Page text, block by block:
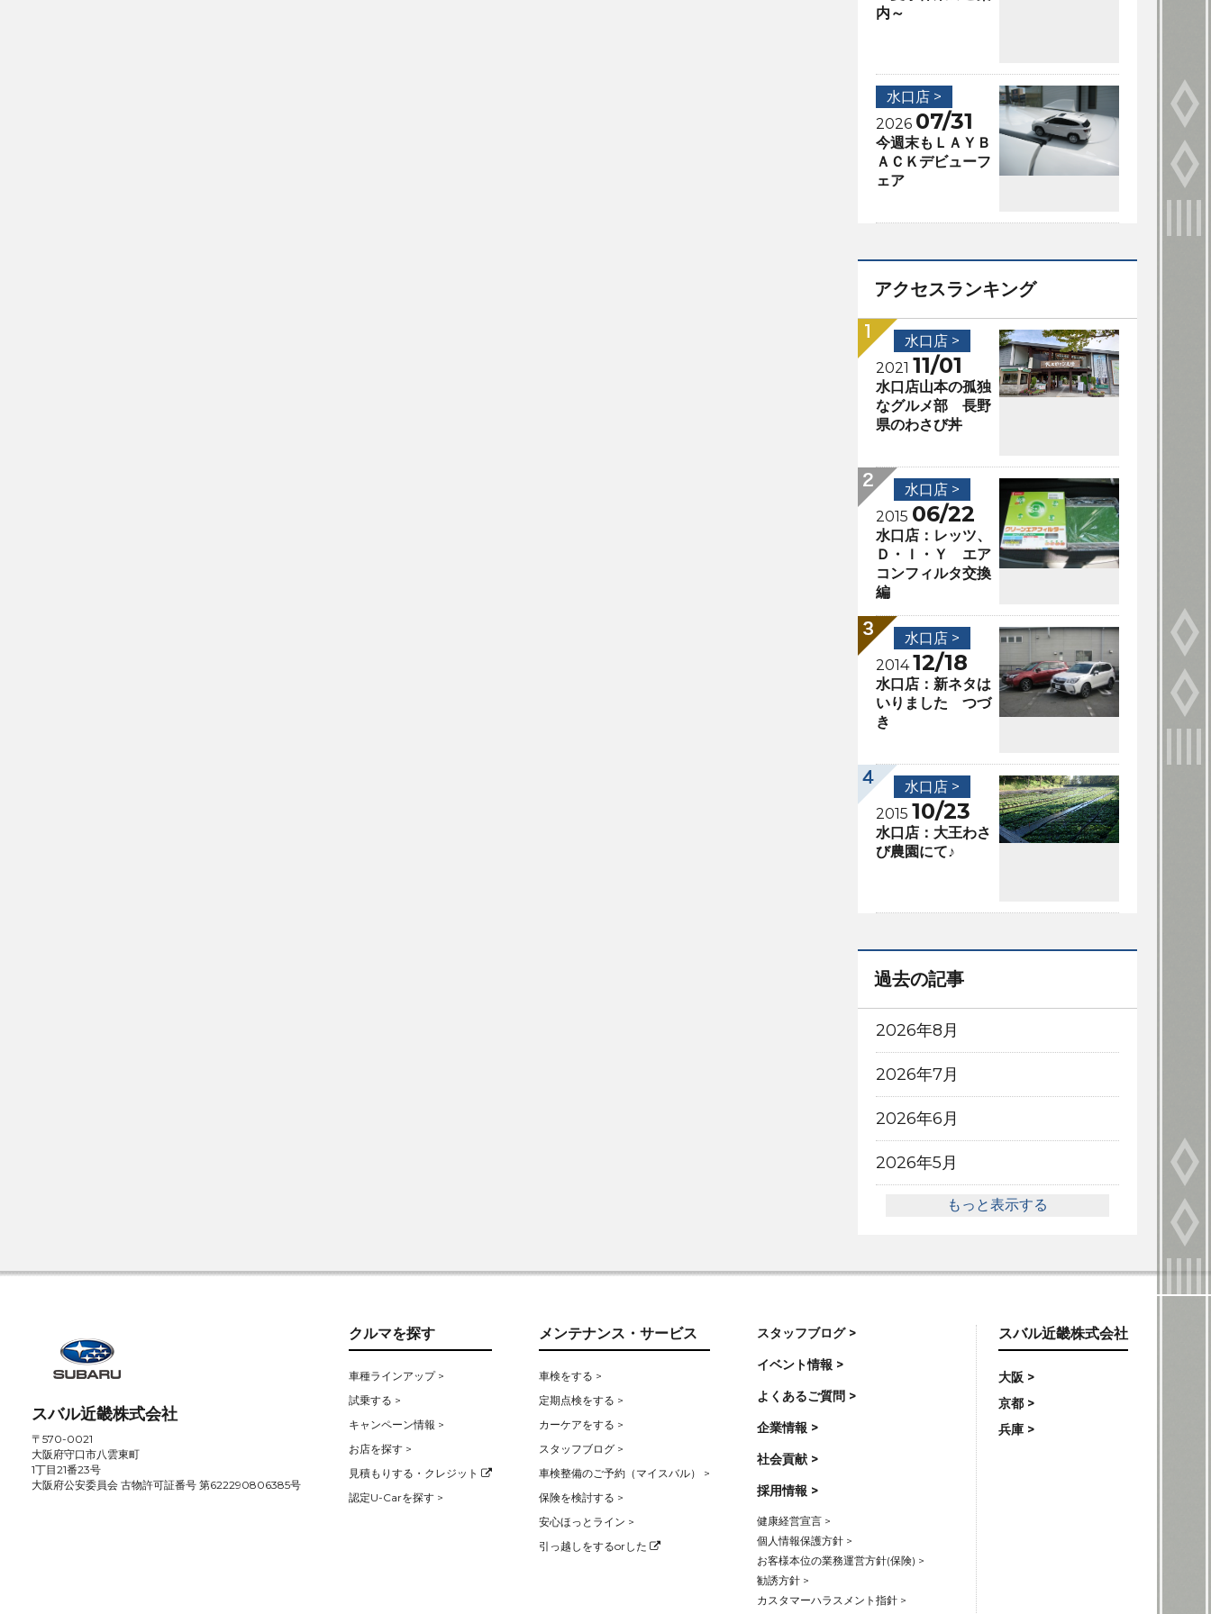
内～
水口店 >
2026 07/31
今週末もＬＡＹＢ
ＡＣＫデビューフ
ェア
アクセスランキング
水口店 >
2021 11/01
水口店山本の孤独
なグルメ部 長野
県のわさび丼
水口店 >
2015 06/22
水口店：レッツ、
Ｄ・Ｉ・Ｙ エア
コンフィルタ交換
編
水口店 >
201412/18
水口店：新ネタは
いりました つづ
き
水口店 >
2015 10/23
水口店：大王わさ
び農園にて♪
過去の記事
2026年8月
2026年7月
2026年6月
2026年5月
もっと表示する
スバル近畿株式会社
〒570-0021
大阪府守口市八雲東町
1丁目21番23号
大阪府公安委員会 古物許可証番号 第622290806385号
クルマを探す
車種ラインアップ >
試乗する >
キャンペーン情報 >
お店を探す >
見積もりする・クレジット
認定U-Carを探す >
メンテナンス・サービス
車検をする >
定期点検をする >
カーケアをする >
スタッフブログ >
車検整備のご予約（マイスバル） >
保険を検討する >
安心ほっとライン >
引っ越しをするorした
スタッフブログ >
イベント情報 >
よくあるご質問 >
企業情報 >
社会貢献 >
採用情報 >
健康経営宣言 >
個人情報保護方針 >
お客様本位の業務運営方針(保険) >
勧誘方針 >
カスタマーハラスメント指針 >
スバル近畿株式会社
大阪 >
京都 >
兵庫 >